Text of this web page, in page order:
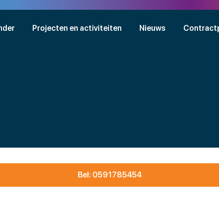
Projecten en activiteiten Nieuws
Bel: 0591785454